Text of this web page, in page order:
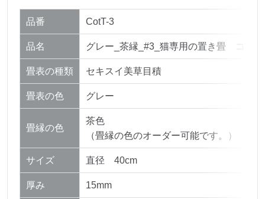
品番 CotT-3
品名 グレー_茶縁_#3_猫専用の置き畳 コット
畳表の種類 セキスイ美草目積
畳表の色 グレー
畳縁の色
茶色
（畳縁の色のオーダー可能です。）
サイズ 直径 40cm
厚み 15mm